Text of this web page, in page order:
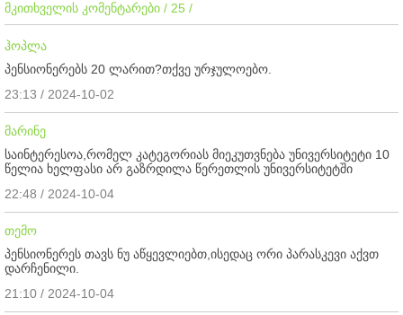
მკითხველის კომენტარები / 25 /
ჰოპლა
პენსიონერებს 20 ლარით?თქვე ურჯულოებო.
23:13 / 2024-10-02
მარინე
საინტერესოა,რომელ კატეგორიას მიეკუთვნება უნივერსიტეტი 10
წელია ხელფასი არ გაზრდილა წერეთლის უნივერსიტეტში
22:48 / 2024-10-04
თემო
პენსიონერეს თავს ნუ აწყევლიებთ,ისედაც ორი პარასკევი აქვთ
დარჩენილი.
21:10 / 2024-10-04